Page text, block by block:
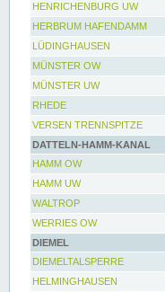
HENRICHENBURG UW
HERBRUM HAFENDAMM
LÜDINGHAUSEN
MÜNSTER OW
MÜNSTER UW
RHEDE
VERSEN TRENNSPITZE
DATTELN-HAMM-KANAL
HAMM OW
HAMM UW
WALTROP
WERRIES OW
DIEMEL
DIEMELTALSPERRE
HELMINGHAUSEN